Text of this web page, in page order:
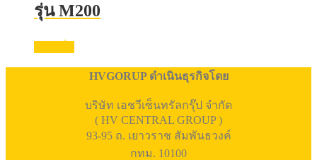
รุ่น M200
HVGORUP ดำเนินธุรกิจโดย
บริษัท เอชวีเซ็นทรัลกรุ๊ป จำกัด
( HV CENTRAL GROUP )
93-95 ถ. เยาวราช สัมพันธวงค์
กทม. 10100